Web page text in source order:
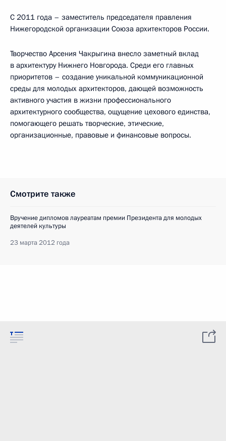
С 2011 года – заместитель председателя правления
Нижегородской организации Союза архитекторов России.
Творчество Арсения Чакрыгина внесло заметный вклад
в архитектуру Нижнего Новгорода. Среди его главных
приоритетов – создание уникальной коммуникационной
среды для молодых архитекторов, дающей возможность
активного участия в жизни профессионального
архитектурного сообщества, ощущение цехового единства,
помогающего решать творческие, этические,
организационные, правовые и финансовые вопросы.
Смотрите также
Вручение дипломов лауреатам премии Президента для молодых
деятелей культуры
23 марта 2012 года